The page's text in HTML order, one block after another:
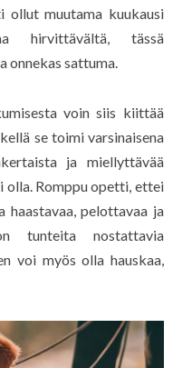
ollut muutama kuukausi
hirvittävältä, tässä
onnekas sattuma.
voin siis kiittää
se toimi varsinaisena
ja miellyttävää
olla. Romppu opetti, ettei
haastavaa, pelottavaa ja
tunteita nostattavia
voi myös olla hauskaa,